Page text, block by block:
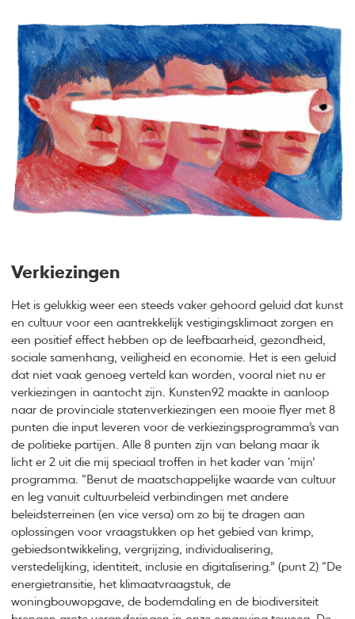
Verkiezingen
Het is gelukkig weer een steeds vaker gehoord geluid dat kunst
en cultuur voor een aantrekkelijk vestigingsklimaat zorgen en
een positief effect hebben op de leefbaarheid, gezondheid,
sociale samenhang, veiligheid en economie. Het is een geluid
dat niet vaak genoeg verteld kan worden, vooral niet nu er
verkiezingen in aantocht zijn. Kunsten92 maakte in aanloop
naar de provinciale statenverkiezingen een mooie flyer met 8
punten die input leveren voor de verkiezingsprogramma’s van
de politieke partijen. Alle 8 punten zijn van belang maar ik
licht er 2 uit die mij speciaal troffen in het kader van ‘mijn’
programma. “Benut de maatschappelijke waarde van cultuur
en leg vanuit cultuurbeleid verbindingen met andere
beleidsterreinen (en vice versa) om zo bij te dragen aan
oplossingen voor vraagstukken op het gebied van krimp,
gebiedsontwikkeling, vergrijzing, individualisering,
verstedelijking, identiteit, inclusie en digitalisering.” (punt 2) “De
energietransitie, het klimaatvraagstuk, de
woningbouwopgave, de bodemdaling en de biodiversiteit